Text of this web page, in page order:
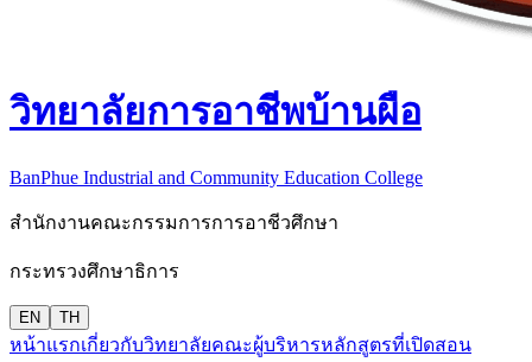
วิทยาลัยการอาชีพบ้านผือ
BanPhue Industrial and Community Education College
สำนักงานคณะกรรมการการอาชีวศึกษา
กระทรวงศึกษาธิการ
EN TH
หน้าแรกเกี่ยวกับวิทยาลัยคณะผู้บริหารหลักสูตรที่เปิดสอน